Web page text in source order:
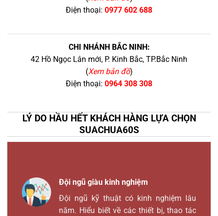
Điện thoại: 0977 602 688
CHI NHÁNH BẮC NINH:
42 Hồ Ngọc Lân mới, P. Kinh Bắc, TP.Bắc Ninh
(Xem bản đồ)
Điện thoại: 0964 308 308
LÝ DO HẦU HẾT KHÁCH HÀNG LỰA CHỌN
SUACHUA60S
Đội ngũ giàu kinh nghiệm
Đội ngũ kỹ thuật có kinh nghiệm lâu
năm. Hiểu biết về các thiết bị, thao tác